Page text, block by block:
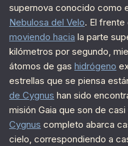
supernova conocido como
Nebulosa del Velo. El
moviendo hacia la parte
kilómetros por segundo,
átomos de gas hidrógeno
estrellas que se piensa
de Cygnus han sido
misión Gaia que son de
Cygnus completo abarca
cielo, correspondiendo a